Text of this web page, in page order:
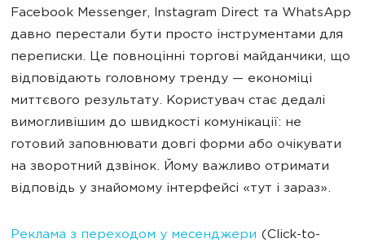
Facebook Messenger, Instagram Direct та WhatsApp
давно перестали бути просто інструментами для
переписки. Це повноцінні торгові майданчики, що
відповідають головному тренду — економіці
миттєвого результату. Користувач стає дедалі
вимогливішим до швидкості комунікації: не
готовий заповнювати довгі форми або очікувати
на зворотний дзвінок. Йому важливо отримати
відповідь у знайомому інтерфейсі «тут і зараз».
Реклама з переходом у месенджери (Click-to-